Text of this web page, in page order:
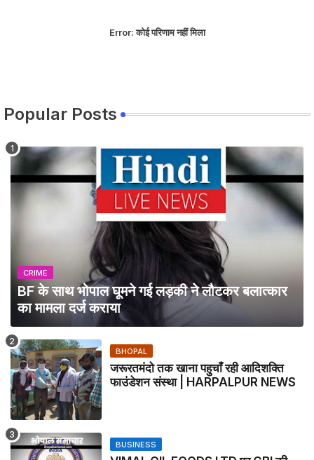
Error:कोई परिणाम नहीं मिला
Popular Posts
CRIME
BF के साथ भोपाल घूमने गई लड़की ने लौटकर बलात्कार
का मामला दर्ज कराया
BHOPAL
जरूरतमंदो तक खाना पहुचाँ रही आदिशक्ति
फाउंडेशन संस्था | HARPALPUR NEWS
BUSINESS